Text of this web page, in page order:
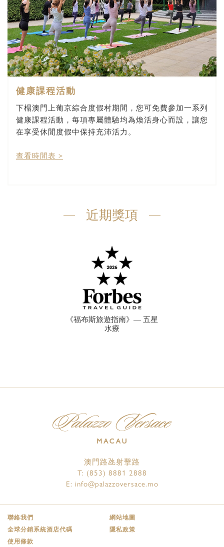
健康課程活動
下榻澳門上葡京綜合度假村期間，您可免費參加一系列
健康課程活動，每項專屬體驗均為煥活身心而設，讓您
在享受休閒度假中保持充沛活力。
查看時間表 >
近期獎項
《福布斯旅遊指南》— 五星
水療
澳門路氹射擊路
T: (853) 8881 2888
E: info@palazzoversace.mo
聯絡我們
網站地圖
全球分銷系統酒店代碼
隱私政策
使用條款